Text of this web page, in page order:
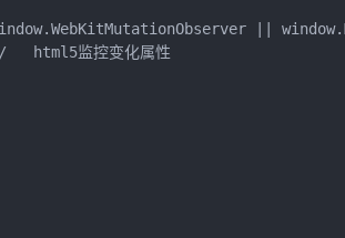
||
html5监控变化属性